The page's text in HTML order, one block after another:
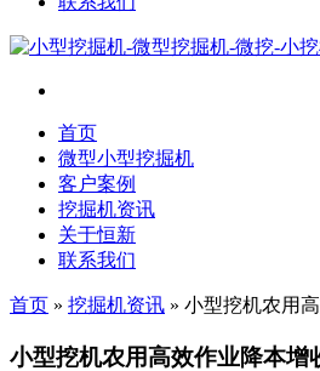
首页
微型小型挖掘机
客户案例
挖掘机资讯
关于恒新
联系我们
首页 » 挖掘机资讯 » 小型挖机农用
小型挖机农用高效作业降本增